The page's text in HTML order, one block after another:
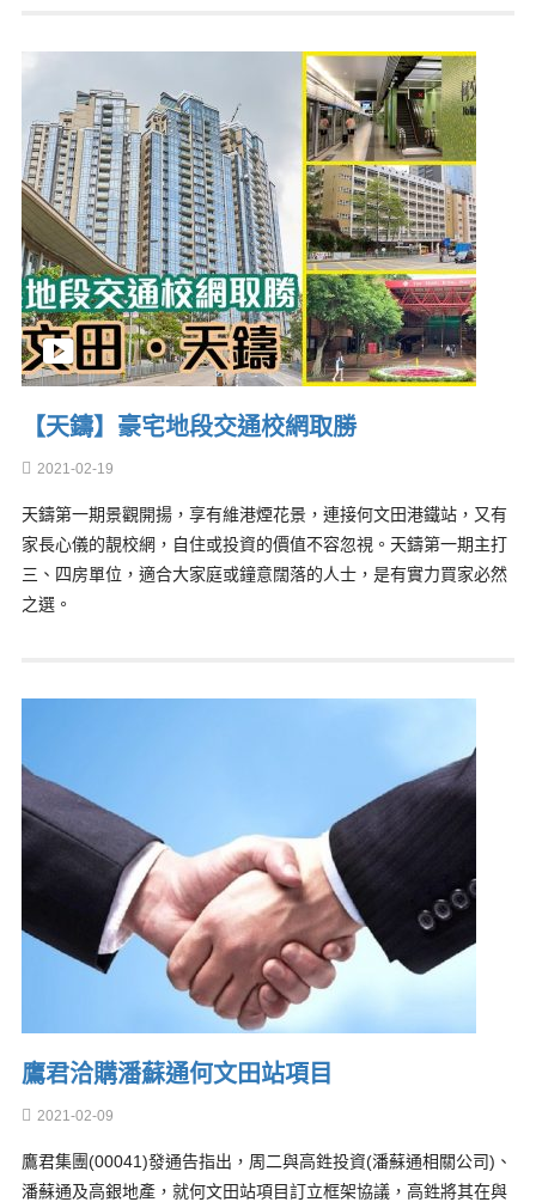
【天鑄】豪宅地段交通校網取勝
2021-02-19
天鑄第一期景觀開揚，享有維港煙花景，連接何文田港鐵站，又有
家長心儀的靚校網，自住或投資的價值不容忽視。天鑄第一期主打
三、四房單位，適合大家庭或鐘意闊落的人士，是有實力買家必然
之選。
鷹君洽購潘蘇通何文田站項目
2021-02-09
鷹君集團(00041)發通告指出，周二與高鉎投資(潘蘇通相關公司)、
潘蘇通及高銀地產，就何文田站項目訂立框架協議，高鉎將其在與